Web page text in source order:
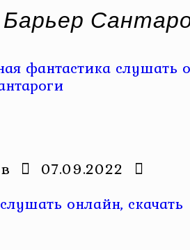
фантастика слушать
в 07.09.2022
онлайн, скачать